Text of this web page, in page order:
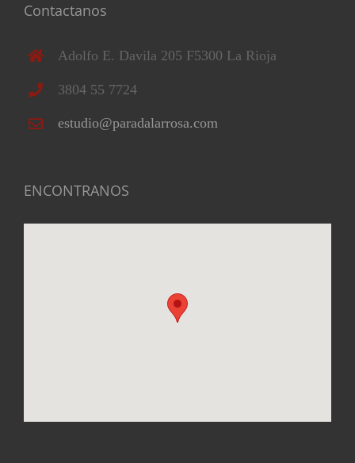
Contactanos
Adolfo E. Davila 205 F5300 La Rioja
3804 55 7724
estudio@paradalarrosa.com
ENCONTRANOS